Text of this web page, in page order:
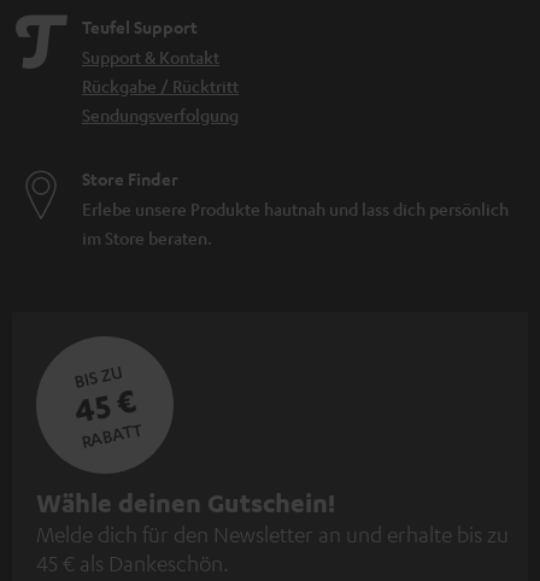
Teufel Support
Support & Kontakt
Rückgabe / Rücktritt
Sendungsverfolgung
Store Finder
Erlebe unsere Produkte hautnah und lass dich persönlich
im Store beraten.
BIS ZU
45 €
RABATT
N
e
Wähle deinen Gutschein!
Melde dich für den Newsletter an und erhalte bis zu
45 € als Dankeschön.